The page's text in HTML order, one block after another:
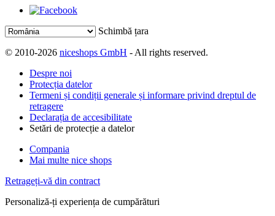
Schimbă țara
© 2010-2026 niceshops GmbH - All rights reserved.
Despre noi
Protecția datelor
Termeni și condiții generale și informare privind dreptul de
retragere
Declarația de accesibilitate
Setări de protecție a datelor
Compania
Mai multe nice shops
Retrageți-vă din contract
Personaliză-ți experiența de cumpărături